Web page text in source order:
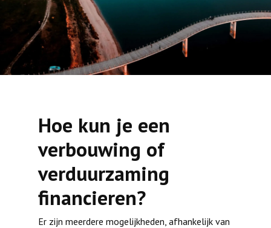
Hoe kun je een
verbouwing of
verduurzaming
financieren?
Er zijn meerdere mogelijkheden, afhankelijk van